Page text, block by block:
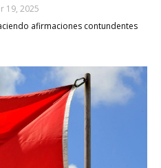
19, 2025
afirmaciones contundentes